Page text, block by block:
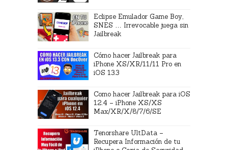
Eclipse Emulador Game Boy,
SNES … Irrevocable juega sin
Jailbreak
Cómo hacer Jailbreak para
iPhone XS/XR/11/11 Pro en
iOS 13.3
Como hacer Jailbreak para iOS
12.4 – iPhone XS/XS
Max/XR/X/8/7/6/SE
Tenorshare UltData –
Recupera Información de tu